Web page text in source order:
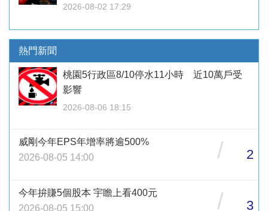
2026-08-02 17:29
熱門新聞
桃園5行政區8/10停水11小時 近10萬戶受
影響
2026-08-06 18:15
威剛今年EPS年增率將逾500%
2026-08-05 14:00
/ 2
今年拚賺5個股本 宇瞻上看400元
2026-08-05 15:00
/ 3